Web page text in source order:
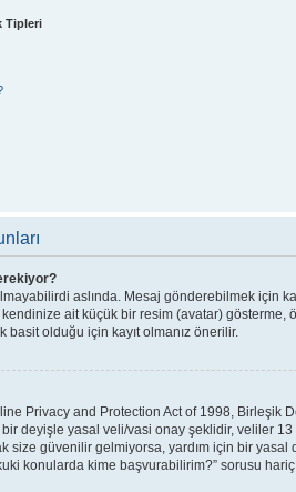
Tipleri
aslında. Mesaj gönderebilmek için
kendinize ait küçük bir resim (avatar) gösterme,
basit olduğu için kayıt olmanız önerilir.
Privacy and Protection Act of 1998, Birleşik
deyişle yasal veli/vasi onay şeklidir, veliler
size güvenilir gelmiyorsa, yardım için bir
konularda kime başvurabilirim?” sorusu